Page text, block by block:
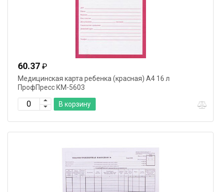
60.37 ₽
Медицинская карта ребенка (красная) А4 16 л
ПрофПресс КМ-5603
В корзину